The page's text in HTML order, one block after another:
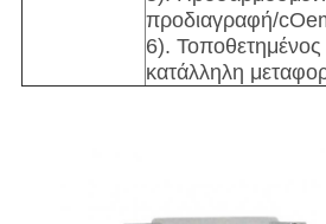
προδιαγραφή/
6).
κατάλληλη